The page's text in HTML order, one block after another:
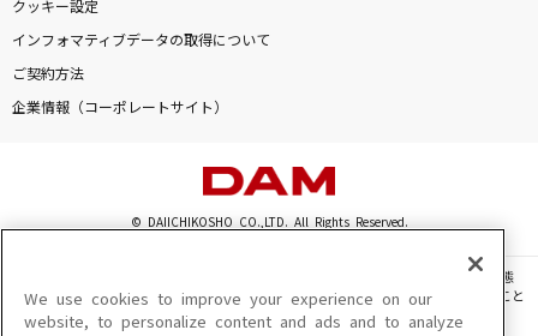
一輪
Little Glee Monster
DAMの新曲・ランキングなど
カラオケ最新情報をチェック！
DAMに会員登録・ログインして
クッキー設定
インフォマティブデータの取得について
ご契約方法
企業情報（コーポレートサイト）
© DAIICHIKOSHO CO.,LTD. All Rights Reserved.
このサイトに掲載されている一切の文章・画像・写真・動画・音声等を、手段や形態
を問わず、著作権法の定める範囲を超えて無断で複製、転載、ファイル化などすること
を禁じます。
We use cookies to improve your experience on our
website, to personalize content and ads and to analyze